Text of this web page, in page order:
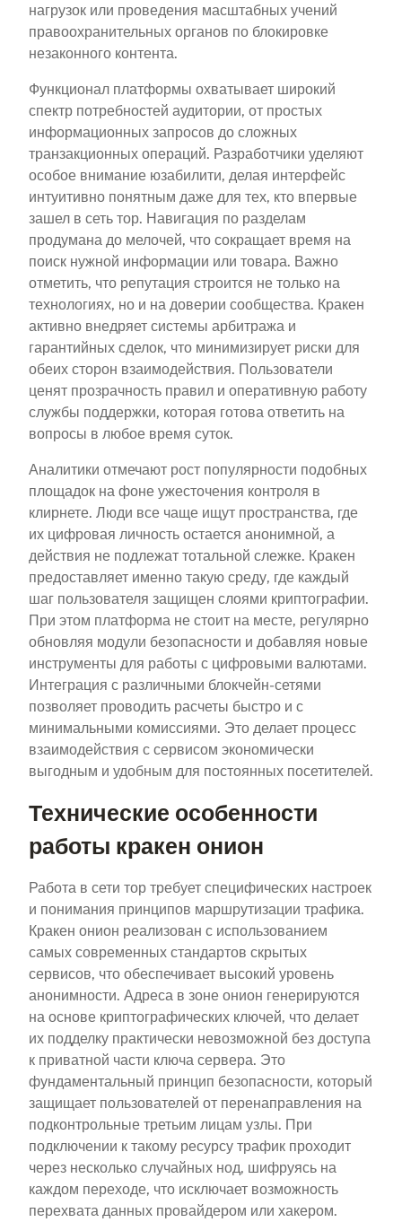
нагрузок или проведения масштабных учений
правоохранительных органов по блокировке
незаконного контента.
Функционал платформы охватывает широкий
спектр потребностей аудитории, от простых
информационных запросов до сложных
транзакционных операций. Разработчики уделяют
особое внимание юзабилити, делая интерфейс
интуитивно понятным даже для тех, кто впервые
зашел в сеть тор. Навигация по разделам
продумана до мелочей, что сокращает время на
поиск нужной информации или товара. Важно
отметить, что репутация строится не только на
технологиях, но и на доверии сообщества. Кракен
активно внедряет системы арбитража и
гарантийных сделок, что минимизирует риски для
обеих сторон взаимодействия. Пользователи
ценят прозрачность правил и оперативную работу
службы поддержки, которая готова ответить на
вопросы в любое время суток.
Аналитики отмечают рост популярности подобных
площадок на фоне ужесточения контроля в
клирнете. Люди все чаще ищут пространства, где
их цифровая личность остается анонимной, а
действия не подлежат тотальной слежке. Кракен
предоставляет именно такую среду, где каждый
шаг пользователя защищен слоями криптографии.
При этом платформа не стоит на месте, регулярно
обновляя модули безопасности и добавляя новые
инструменты для работы с цифровыми валютами.
Интеграция с различными блокчейн-сетями
позволяет проводить расчеты быстро и с
минимальными комиссиями. Это делает процесс
взаимодействия с сервисом экономически
выгодным и удобным для постоянных посетителей.
Технические особенности
работы кракен онион
Работа в сети тор требует специфических настроек
и понимания принципов маршрутизации трафика.
Кракен онион реализован с использованием
самых современных стандартов скрытых
сервисов, что обеспечивает высокий уровень
анонимности. Адреса в зоне онион генерируются
на основе криптографических ключей, что делает
их подделку практически невозможной без доступа
к приватной части ключа сервера. Это
фундаментальный принцип безопасности, который
защищает пользователей от перенаправления на
подконтрольные третьим лицам узлы. При
подключении к такому ресурсу трафик проходит
через несколько случайных нод, шифруясь на
каждом переходе, что исключает возможность
перехвата данных провайдером или хакером.